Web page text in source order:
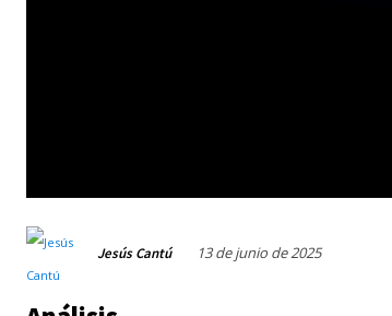
Jesús Cantú 13 de junio de 2025